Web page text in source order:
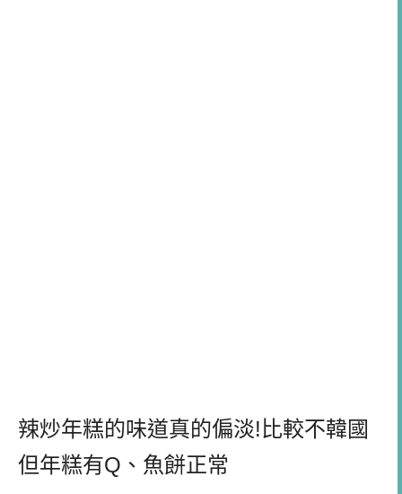
辣炒年糕的味道真的偏淡!比較不韓國
但年糕有Q、魚餅正常